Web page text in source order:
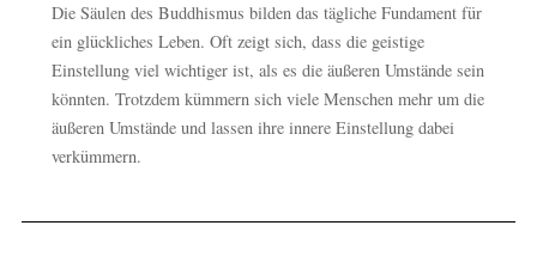
Die Säulen des Buddhismus bilden das tägliche Fundament für
ein glückliches Leben. Oft zeigt sich, dass die geistige
Einstellung viel wichtiger ist, als es die äußeren Umstände sein
könnten. Trotzdem kümmern sich viele Menschen mehr um die
äußeren Umstände und lassen ihre innere Einstellung dabei
verkümmern.